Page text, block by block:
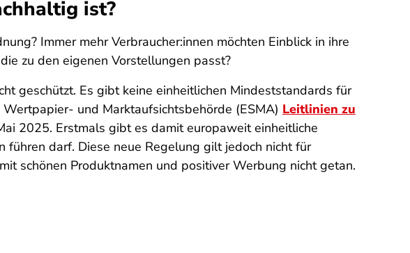
ist?
Immer mehr Verbraucher:innen möchten Einblick in ihre
zu den eigenen Vorstellungen passt?
geschützt. Es gibt keine einheitlichen Mindeststandards für
und Marktaufsichtsbehörde (ESMA) Leitlinien zu
2025. Erstmals gibt es damit europaweit einheitliche
darf. Diese neue Regelung gilt jedoch nicht für
schönen Produktnamen und positiver Werbung nicht getan.